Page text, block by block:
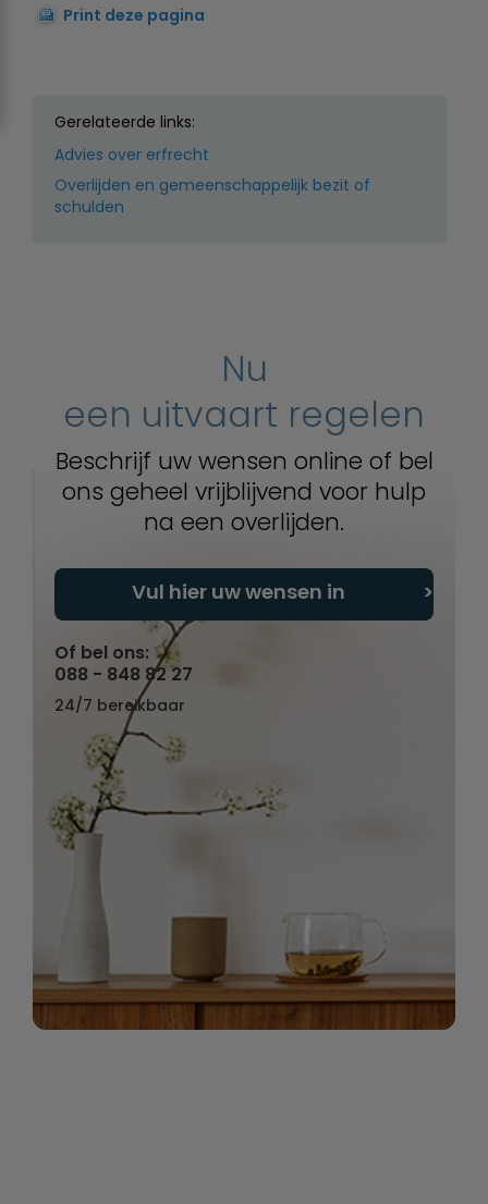
Print deze pagina
Gerelateerde links:
Advies over erfrecht
Overlijden en gemeenschappelijk bezit of
schulden
Nu
een uitvaart regelen
Beschrijf uw wensen online of bel
ons geheel vrijblijvend voor hulp
na een overlijden.
Vul hier uw wensen in
Of bel ons:
088 - 848 82 27
24/7 bereikbaar